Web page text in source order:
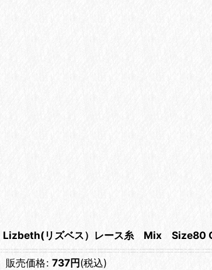
Lizbeth(リズベス）レース糸 Mix Size80
販売価格: 737円(税込)